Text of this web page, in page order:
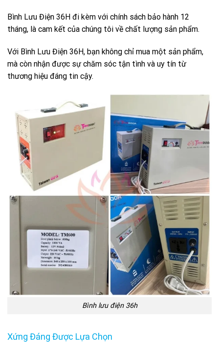
Bình Lưu Điện 36H đi kèm với chính sách bảo hành 12
tháng, là cam kết của chúng tôi về chất lượng sản phẩm.
Với Bình Lưu Điện 36H, bạn không chỉ mua một sản phẩm,
mà còn nhận được sự chăm sóc tận tình và uy tín từ
thương hiệu đáng tin cậy.
Bình lưu điện 36h
Xứng Đáng Được Lựa Chọn